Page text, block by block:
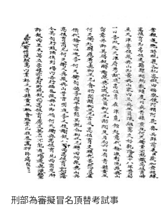
刑部為審擬冒名頂替考試事